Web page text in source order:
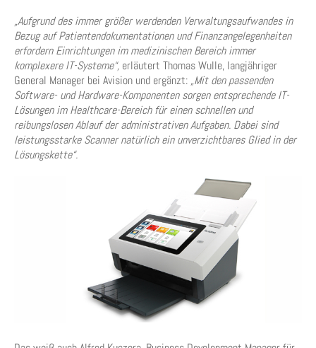
„Aufgrund des immer größer werdenden Verwaltungsaufwandes in
Bezug auf Patientendokumentationen und Finanzangelegenheiten
erfordern Einrichtungen im medizinischen Bereich immer
komplexere IT-Systeme“, erläutert Thomas Wulle, langjähriger
General Manager bei Avision und ergänzt: „Mit den passenden
Software- und Hardware-Komponenten sorgen entsprechende IT-
Lösungen im Healthcare-Bereich für einen schnellen und
reibungslosen Ablauf der administrativen Aufgaben. Dabei sind
leistungsstarke Scanner natürlich ein unverzichtbares Glied in der
Lösungskette“.